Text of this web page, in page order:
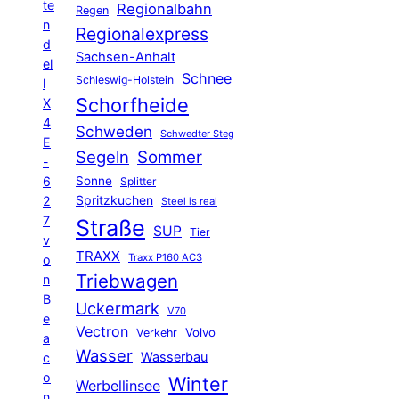
te
n
d
el
l
X
4
E
-
6
2
7
v
o
n
B
e
a
c
o
Regen Regionalbahn
Regionalexpress
Sachsen-Anhalt
Schleswig-Holstein Schnee
Schorfheide
Schweden Schwedter Steg
Segeln Sommer
Sonne Splitter
Spritzkuchen Steel is real
Straße SUP Tier
TRAXX Traxx P160 AC3
Triebwagen
Uckermark V70
Vectron Verkehr Volvo
Wasser Wasserbau
Werbellinsee Winter